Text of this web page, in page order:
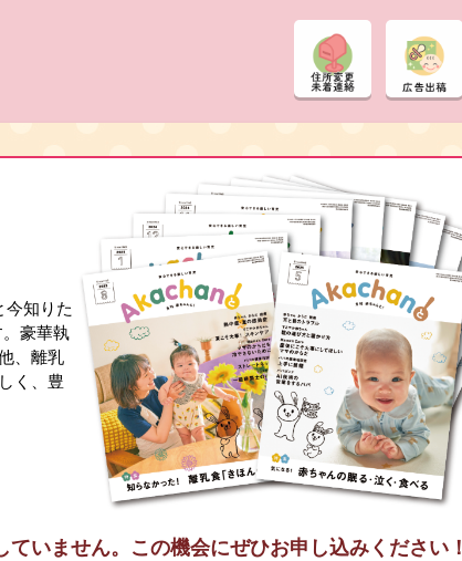
知りた
豪華執
、離乳
く、豊
いません。この機会にぜひお申し込みください！